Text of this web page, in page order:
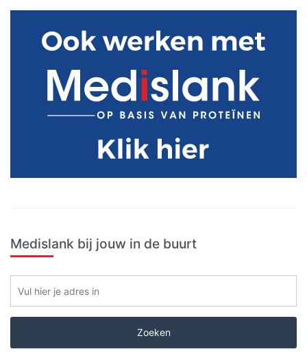
Sidebar
Medislank bij jouw in de buurt